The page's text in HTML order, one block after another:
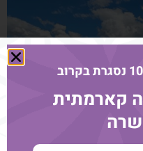
קארמתית